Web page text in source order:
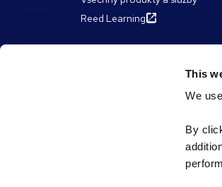
This
We
By
Reed Learning
O společnosti Reed
Náš předseda představenstva a